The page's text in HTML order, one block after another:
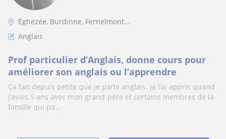
Éghezée, Burdinne, Fernelmont...
Anglais
Prof particulier d’Anglais, donne cours pour
améliorer son anglais ou l’apprendre
Ça fait depuis petite que je parle anglais. Je l’ai appris quand
j’avais 5 ans avec mon grand-père et certains membres de la
famille qui pa...